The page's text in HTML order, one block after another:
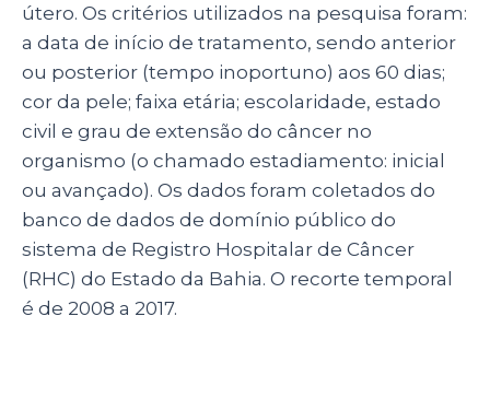
útero. Os critérios utilizados na pesquisa foram:
a data de início de tratamento, sendo anterior
ou posterior (tempo inoportuno) aos 60 dias;
cor da pele; faixa etária; escolaridade, estado
civil e grau de extensão do câncer no
organismo (o chamado estadiamento: inicial
ou avançado). Os dados foram coletados do
banco de dados de domínio público do
sistema de Registro Hospitalar de Câncer
(RHC) do Estado da Bahia. O recorte temporal
é de 2008 a 2017.